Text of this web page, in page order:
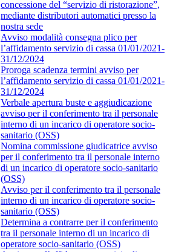
concessione del “servizio di ristorazione”,
mediante distributori automatici presso la
nostra sede
Avviso modalità consegna plico per
l’affidamento servizio di cassa 01/01/2021-
31/12/2024
Proroga scadenza termini avviso per
l’affidamento servizio di cassa 01/01/2021-
31/12/2024
Verbale apertura buste e aggiudicazione
avviso per il conferimento tra il personale
interno di un incarico di operatore socio-
sanitario (OSS)
Nomina commissione giudicatrice avviso
per il conferimento tra il personale interno
di un incarico di operatore socio-sanitario
(OSS)
Avviso per il conferimento tra il personale
interno di un incarico di operatore socio-
sanitario (OSS)
Determina a contrarre per il conferimento
tra il personale interno di un incarico di
operatore socio-sanitario (OSS)